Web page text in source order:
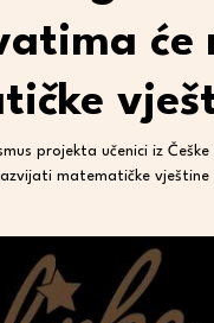
projekta učenici iz
matematičke vještine